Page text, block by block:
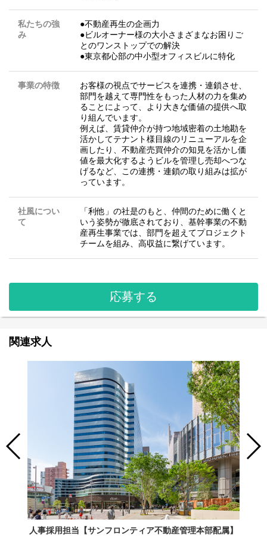
私たちの強
み
●不動産再生の企画力
●ビルオーナー様の大小さまざまなお困りご
とのワンストップでの解決
●東京都心部の中小型オフィスビルに特化
事業の特徴
お客様の視点でサービスを連携・連鎖させ、
部⾨を越えて専⾨性をもった⼈材の⼒を集め
ることによって、より⼤きな価値の提供へ取
り組んでいます。
例えば、賃貸仲介が持つ地域密着の⼟地勘を
活かしてテナント様⽬線のリニューアルを企
画したり、不動産売買仲介の知⾒を活かし価
値を最⼤化するようビルを管理し売却へつな
げるなど、この連携・連鎖の取り組みは拡が
っています。
社風につい
て
「利他」の社是のもと、仲間のために働くと
いう姿勢が徹底されており、基幹事業の不動
産再生事業では、部門を超えてプロジェクト
チームを組み、高収益に繋げています。
応募する
関連求人
人事採用担当【サンフロンティア不動産管理本部配属】